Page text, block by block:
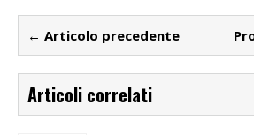
← Articolo precedente
Articoli correlati